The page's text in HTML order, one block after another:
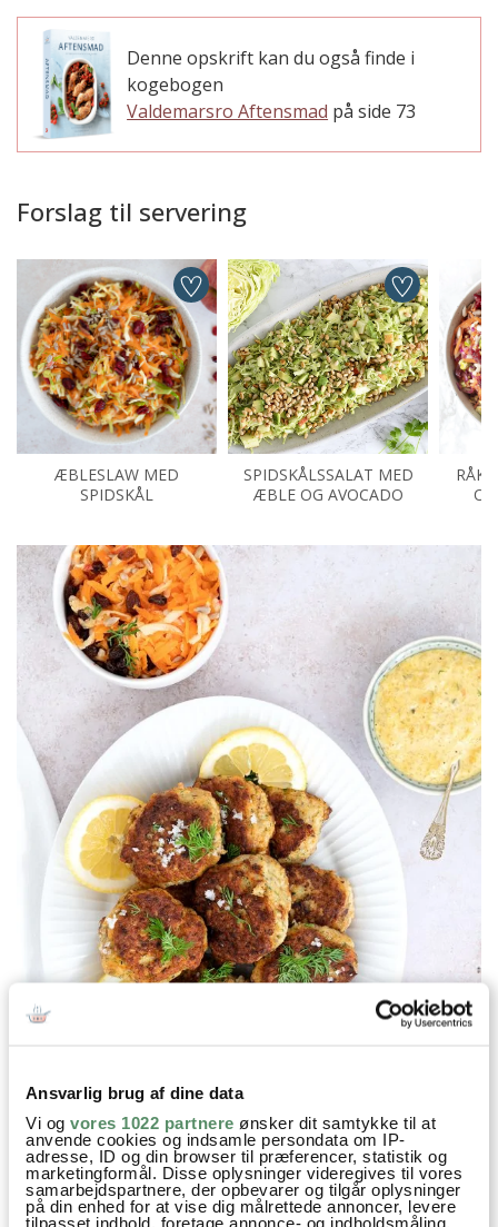
Ansvarlig brug af dine data
Vi og vores 1022 partnere ønsker dit samtykke til at
anvende cookies og indsamle persondata om IP-
adresse, ID og din browser til præferencer, statistik og
marketingformål. Disse oplysninger videregives til vores
samarbejdspartnere, der opbevarer og tilgår oplysninger
på din enhed for at vise dig målrettede annoncer, levere
tilpasset indhold, foretage annonce- og indholdsmåling,
Denne opskrift kan du også finde i
kogebogen
Valdemarsro Aftensmad på side 73
Forslag til servering
ÆBLESLAW MED
SPIDSKÅL
SPIDSKÅLSSALAT MED
ÆBLE OG AVOCADO